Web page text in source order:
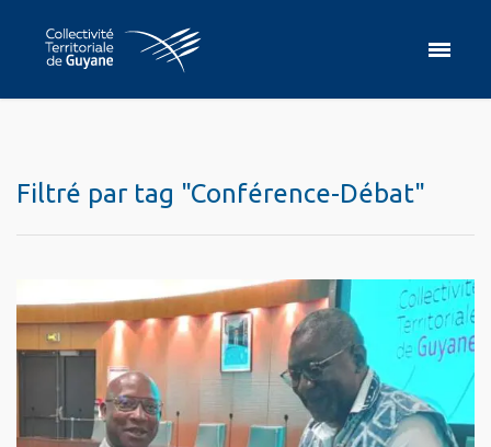
Filtré par tag "Conférence-Débat"